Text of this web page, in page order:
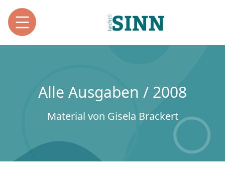
Alle Ausgaben / 2008
Material von Gisela Brackert